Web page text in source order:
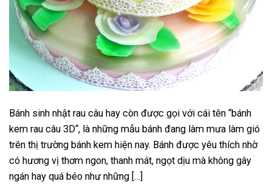
Bánh sinh nhật rau câu hay còn được gọi với cái tên “bánh
kem rau câu 3D“, là những mẫu bánh đang làm mưa làm gió
trên thị trường bánh kem hiện nay. Bánh được yêu thích nhờ
có hương vị thơm ngon, thanh mát, ngọt dịu mà không gây
ngán hay quá béo như những […]